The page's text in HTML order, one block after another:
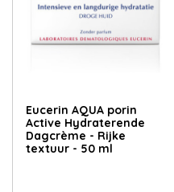
Eucerin AQUA porin
Active Hydraterende
Dagcrème - Rijke
textuur - 50 ml